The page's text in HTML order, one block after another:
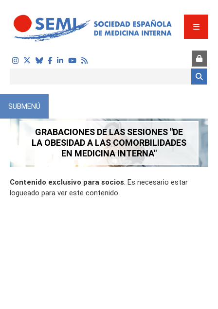
GRABACIONES DE LAS SESIONES "DE
LA OBESIDAD A LAS COMORBILIDADES
EN MEDICINA INTERNA"
SUBMENÚ
Contenido exclusivo para socios. Es necesario estar
logueado para ver este contenido.